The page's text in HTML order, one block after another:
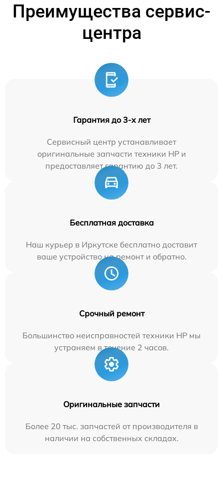
Преимущества сервис-
центра
Гарантия до 3-х лет
Сервисный центр устанавливает
оригинальные запчасти техники HP и
предоставляет гарантию до 3 лет.
Бесплатная доставка
Наш курьер в Иркутске бесплатно доставит
ваше устройство на ремонт и обратно.
Срочный ремонт
Большинство неисправностей техники HP мы
устраняем в течение 2 часов.
Оригинальные запчасти
Более 20 тыс. запчастей от производителя в
наличии на собственных складах.